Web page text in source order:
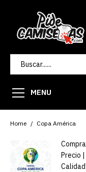
MENU
Home Copa América
Precio